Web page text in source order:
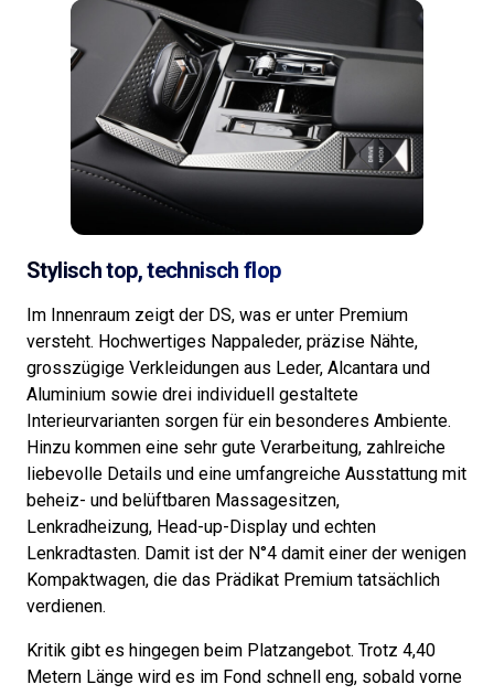
Stylisch top, technisch flop
Im Innenraum zeigt der DS, was er unter Premium
versteht. Hochwertiges Nappaleder, präzise Nähte,
grosszügige Verkleidungen aus Leder, Alcantara und
Aluminium sowie drei individuell gestaltete
Interieurvarianten sorgen für ein besonderes Ambiente.
Hinzu kommen eine sehr gute Verarbeitung, zahlreiche
liebevolle Details und eine umfangreiche Ausstattung mit
beheiz- und belüftbaren Massagesitzen,
Lenkradheizung, Head-up-Display und echten
Lenkradtasten. Damit ist der N°4 damit einer der wenigen
Kompaktwagen, die das Prädikat Premium tatsächlich
verdienen.
Kritik gibt es hingegen beim Platzangebot. Trotz 4,40
Metern Länge wird es im Fond schnell eng, sobald vorne